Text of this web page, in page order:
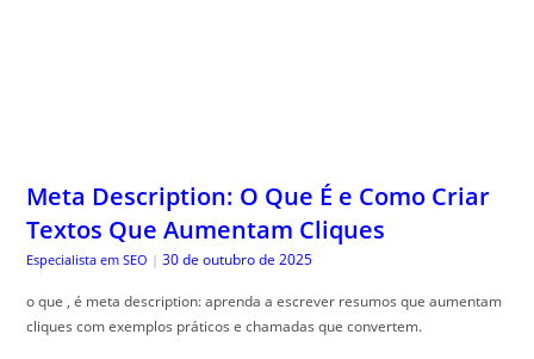
Meta Description: O Que É e Como Criar
Textos Que Aumentam Cliques
Especialista em SEO | 30 de outubro de 2025
o que , é meta description: aprenda a escrever resumos que aumentam
cliques com exemplos práticos e chamadas que convertem.